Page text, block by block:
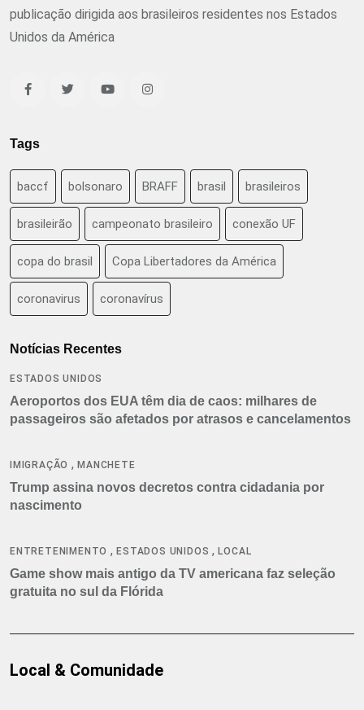
publicação dirigida aos brasileiros residentes nos Estados
Unidos da América
Tags
baccf bolsonaro BRAFF brasil brasileiros
brasileirão campeonato brasileiro conexão UF
copa do brasil Copa Libertadores da América
coronavirus coronavírus
Notícias Recentes
ESTADOS UNIDOS
Aeroportos dos EUA têm dia de caos: milhares de
passageiros são afetados por atrasos e cancelamentos
IMIGRAÇÃO ,MANCHETE
Trump assina novos decretos contra cidadania por
nascimento
ENTRETENIMENTO ,ESTADOS UNIDOS ,LOCAL
Game show mais antigo da TV americana faz seleção
gratuita no sul da Flórida
Local & Comunidade